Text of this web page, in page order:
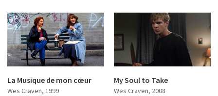
La Musique de mon cœur
Wes Craven, 1999
My Soul to Take
Wes Craven, 2008